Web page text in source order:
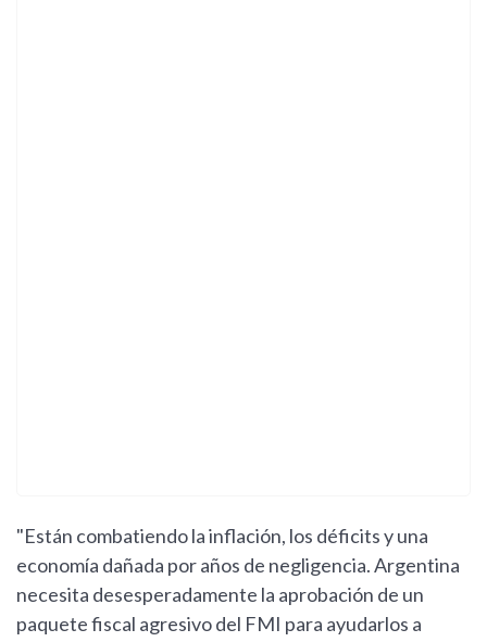
"Están combatiendo la inflación, los déficits y una
economía dañada por años de negligencia. Argentina
necesita desesperadamente la aprobación de un
paquete fiscal agresivo del FMI para ayudarlos a